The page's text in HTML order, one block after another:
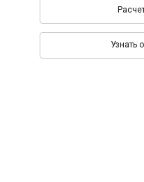
Узнать